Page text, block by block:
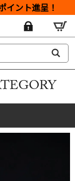
イント進呈！